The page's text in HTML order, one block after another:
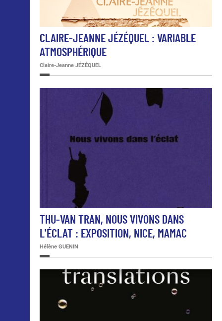
CLAIRE-JEANNE JÉZÉQUEL : VARIABLE
ATMOSPHÉRIQUE
Claire-Jeanne JÉZÉQUEL
THU-VAN TRAN, NOUS VIVONS DANS
L'ÉCLAT : EXPOSITION, NICE, MAMAC
Hélène GUENIN